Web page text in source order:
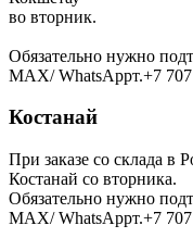
во вторник.
Обязательно нужно
МАХ/ WhatsAppт.+7 707
Костанай
При заказе со склада в
Костанай со вторника.
Обязательно нужно
МАХ/ WhatsAppт.+7 707